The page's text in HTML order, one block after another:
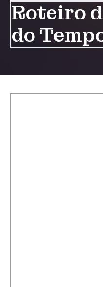
Roteiro
do